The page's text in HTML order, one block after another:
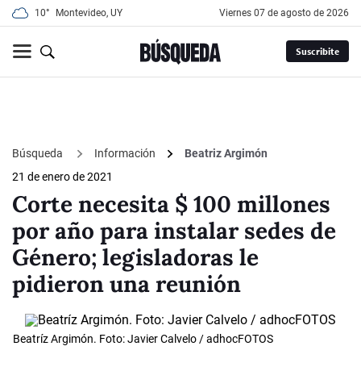
10° Montevideo, UY viernes 07 de agosto de 2026
Suscribite
Búsqueda Información
Beatriz Argimón
21 de enero de 2021
Corte necesita $ 100 millones
por año para instalar sedes de
Género; legisladoras le
pidieron una reunión
Beatríz Argimón. Foto: Javier Calvelo / adhocFOTOS